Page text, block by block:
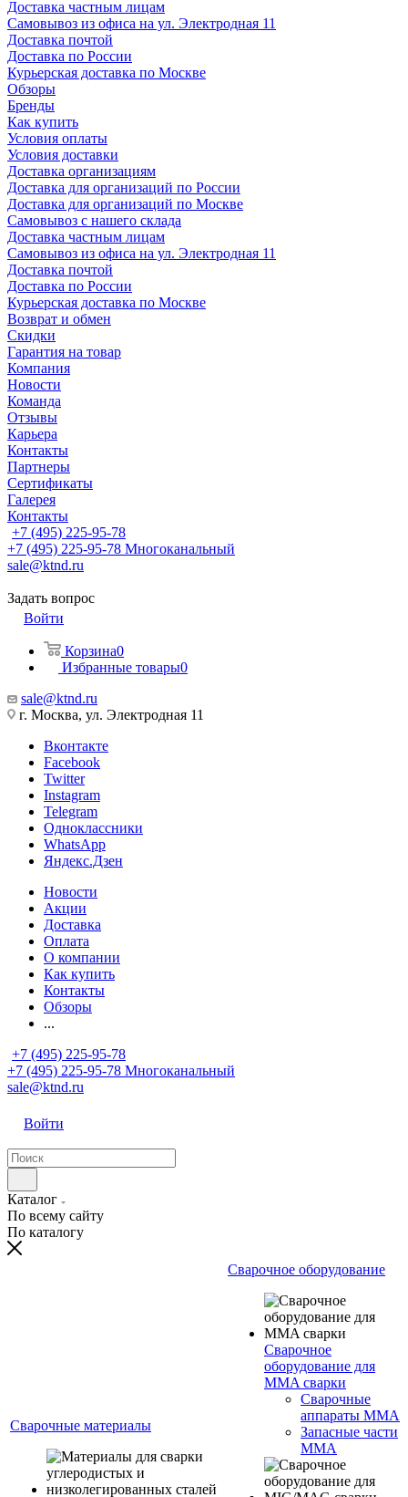
Доставка частным лицам
Самовывоз из офиса на ул. Электродная 11
Доставка почтой
Доставка по России
Курьерская доставка по Москве
Обзоры
Бренды
Как купить
Условия оплаты
Условия доставки
Доставка организациям
Доставка для организаций по России
Доставка для организаций по Москве
Самовывоз с нашего склада
Доставка частным лицам
Самовывоз из офиса на ул. Электродная 11
Доставка почтой
Доставка по России
Курьерская доставка по Москве
Возврат и обмен
Скидки
Гарантия на товар
Компания
Новости
Команда
Отзывы
Карьера
Контакты
Партнеры
Сертификаты
Галерея
Контакты
+7 (495) 225-95-78
+7 (495) 225-95-78 Многоканальный
sale@ktnd.ru
Задать вопрос
Войти
Корзина0
Избранные товары0
sale@ktnd.ru
г. Москва, ул. Электродная 11
Вконтакте
Facebook
Twitter
Instagram
Telegram
Одноклассники
WhatsApp
Яндекс.Дзен
Новости
Акции
Доставка
Оплата
О компании
Как купить
Контакты
Обзоры
...
+7 (495) 225-95-78
+7 (495) 225-95-78 Многоканальный
sale@ktnd.ru
Войти
Каталог
По всему сайту
По каталогу
Сварочные материалы
Сварочное оборудование
Сварочное
оборудование для
MMA сварки
Сварочные
аппараты MMA
Запасные части
MMA